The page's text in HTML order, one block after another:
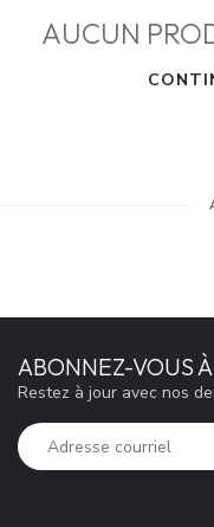
AUCUN
ABONNEZ-VOUS
Restez à jour avec nos